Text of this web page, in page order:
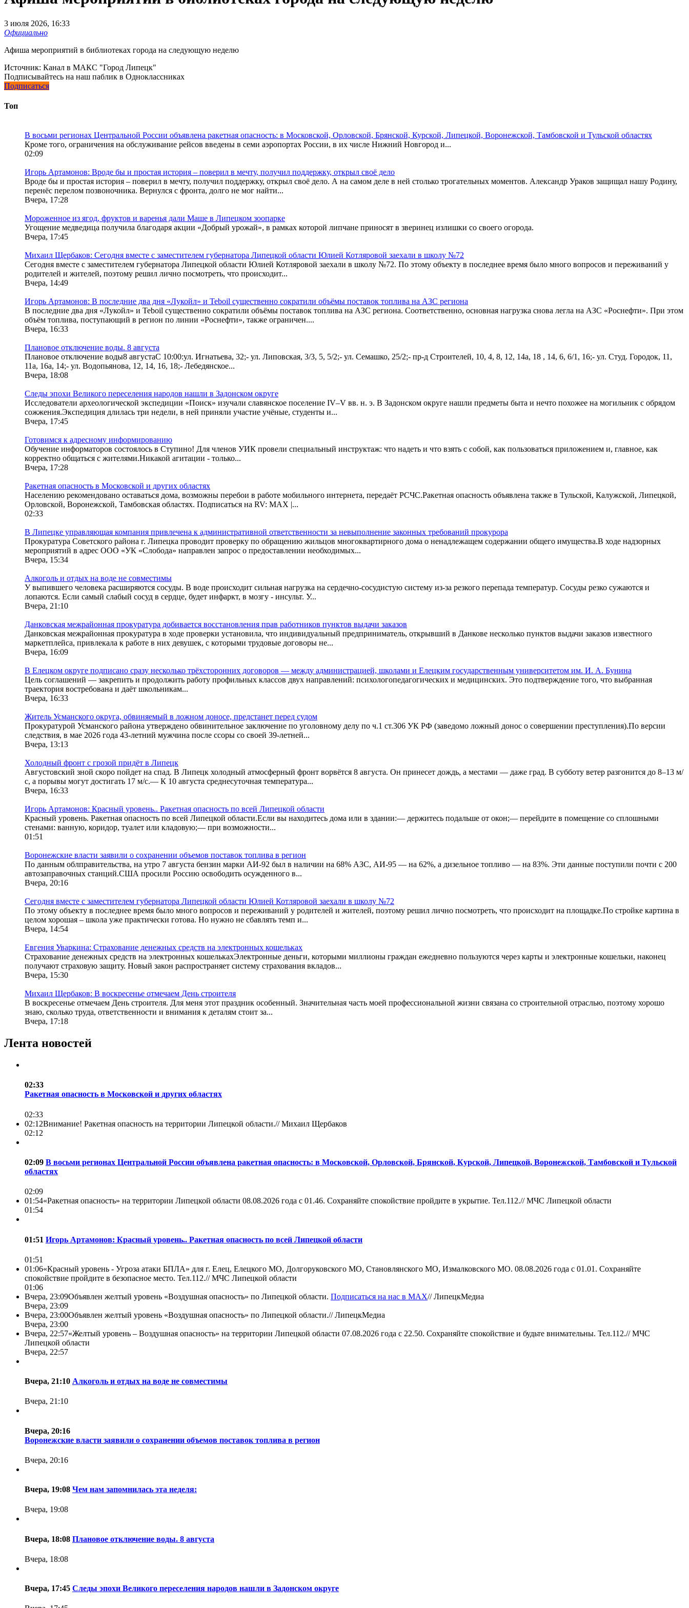
3 июля 2026, 16:33
Официально
Афиша мероприятий в библиотеках города на следующую неделю
Источник: Канал в МАКС "Город Липецк"
Подписывайтесь на наш паблик в Одноклассниках
Подписаться
Топ
В восьми регионах Центральной России объявлена ракетная опасность: в Московской, Орловской, Брянской, Курской, Липецкой, Воронежской, Тамбовской и Тульской областях
Кроме того, ограничения на обслуживание рейсов введены в семи аэропортах России, в их числе Нижний Новгород и...
02:09
Игорь Артамонов: Вроде бы и простая история – поверил в мечту, получил поддержку, открыл своё дело
Вроде бы и простая история – поверил в мечту, получил поддержку, открыл своё дело. А на самом деле в ней столько трогательных моментов. Александр Ураков защищал нашу Родину,
перенёс перелом позвоночника. Вернулся с фронта, долго не мог найти...
Вчера, 17:28
Мороженное из ягод, фруктов и варенья дали Маше в Липецком зоопарке
Угощение медведица получила благодаря акции «Добрый урожай», в рамках которой липчане приносят в зверинец излишки со своего огорода.
Вчера, 17:45
Михаил Щербаков: Сегодня вместе с заместителем губернатора Липецкой области Юлией Котляровой заехали в школу №72
Сегодня вместе с заместителем губернатора Липецкой области Юлией Котляровой заехали в школу №72. По этому объекту в последнее время было много вопросов и переживаний у
родителей и жителей, поэтому решил лично посмотреть, что происходит...
Вчера, 14:49
Игорь Артамонов: В последние два дня «Лукойл» и Teboil существенно сократили объёмы поставок топлива на АЗС региона
В последние два дня «Лукойл» и Teboil существенно сократили объёмы поставок топлива на АЗС региона. Соответственно, основная нагрузка снова легла на АЗС «Роснефти». При этом
объём топлива, поступающий в регион по линии «Роснефти», также ограничен....
Вчера, 16:33
Плановое отключение воды. 8 августа
Плановое отключение воды8 августаС 10:00:ул. Игнатьева, 32;- ул. Липовская, 3/3, 5, 5/2;- ул. Семашко, 25/2;- пр-д Строителей, 10, 4, 8, 12, 14а, 18 , 14, 6, 6/1, 16;- ул. Студ. Городок, 11,
11а, 16а, 14;- ул. Водопьянова, 12, 14, 16, 18;- Лебедянское...
Вчера, 18:08
Следы эпохи Великого переселения народов нашли в Задонском округе
Исследователи археологической экспедиции «Поиск» изучали славянское поселение IV–V вв. н. э. В Задонском округе нашли предметы быта и нечто похожее на могильник с обрядом
сожжения.Экспедиция длилась три недели, в ней приняли участие учёные, студенты и...
Вчера, 17:45
Готовимся к адресному информированию
Обучение информаторов состоялось в Ступино! Для членов УИК провели специальный инструктаж: что надеть и что взять с собой, как пользоваться приложением и, главное, как
корректно общаться с жителями.Никакой агитации - только...
Вчера, 17:28
Ракетная опасность в Московской и других областях
Населению рекомендовано оставаться дома, возможны перебои в работе мобильного интернета, передаёт РСЧС.Ракетная опасность объявлена также в Тульской, Калужской, Липецкой,
Орловской, Воронежской, Тамбовская областях. Подписаться на RV: MAX |...
02:33
В Липецке управляющая компания привлечена к административной ответственности за невыполнение законных требований прокурора
Прокуратура Советского района г. Липецка проводит проверку по обращению жильцов многоквартирного дома о ненадлежащем содержании общего имущества.В ходе надзорных
мероприятий в адрес ООО «УК «Слобода» направлен запрос о предоставлении необходимых...
Вчера, 15:34
Алкоголь и отдых на воде не совместимы
У выпившего человека расширяются сосуды. В воде происходит сильная нагрузка на сердечно-сосудистую систему из-за резкого перепада температур. Сосуды резко сужаются и
лопаются. Если самый слабый сосуд в сердце, будет инфаркт, в мозгу - инсульт. У...
Вчера, 21:10
Данковская межрайонная прокуратура добивается восстановления прав работников пунктов выдачи заказов
Данковская межрайонная прокуратура в ходе проверки установила, что индивидуальный предприниматель, открывший в Данкове несколько пунктов выдачи заказов известного
маркетплейса, привлекала к работе в них девушек, с которыми трудовые договоры не...
Вчера, 16:09
В Елецком округе подписано сразу несколько трёхсторонних договоров — между администрацией, школами и Елецким государственным университетом им. И. А. Бунина
Цель соглашений — закрепить и продолжить работу профильных классов двух направлений: психологопедагогических и медицинских. Это подтверждение того, что выбранная
траектория востребована и даёт школьникам...
Вчера, 16:33
Житель Усманского округа, обвиняемый в ложном доносе, предстанет перед судом
Прокуратурой Усманского района утверждено обвинительное заключение по уголовному делу по ч.1 ст.306 УК РФ (заведомо ложный донос о совершении преступления).По версии
следствия, в мае 2026 года 43-летний мужчина после ссоры со своей 39-летней...
Вчера, 13:13
Холодный фронт с грозой придёт в Липецк
Августовский зной скоро пойдет на спад. В Липецк холодный атмосферный фронт ворвётся 8 августа. Он принесет дождь, а местами — даже град. В субботу ветер разгонится до 8–13 м/
с, а порывы могут достигать 17 м/с.— К 10 августа среднесуточная температура...
Вчера, 16:33
Игорь Артамонов: Красный уровень.. Ракетная опасность по всей Липецкой области
Красный уровень. Ракетная опасность по всей Липецкой области.Если вы находитесь дома или в здании:— держитесь подальше от окон;— перейдите в помещение со сплошными
стенами: ванную, коридор, туалет или кладовую;— при возможности...
01:51
Воронежские власти заявили о сохранении объемов поставок топлива в регион
По данным облправительства, на утро 7 августа бензин марки АИ-92 был в наличии на 68% АЗС, АИ-95 — на 62%, а дизельное топливо — на 83%. Эти данные поступили почти с 200
автозаправочных станций.США просили Россию освободить осужденного в...
Вчера, 20:16
Сегодня вместе с заместителем губернатора Липецкой области Юлией Котляровой заехали в школу №72
По этому объекту в последнее время было много вопросов и переживаний у родителей и жителей, поэтому решил лично посмотреть, что происходит на площадке.По стройке картина в
целом хорошая – школа уже практически готова. Но нужно не сбавлять темп и...
Вчера, 14:54
Евгения Уваркина: Страхование денежных средств на электронных кошельках
Страхование денежных средств на электронных кошелькахЭлектронные деньги, которыми миллионы граждан ежедневно пользуются через карты и электронные кошельки, наконец
получают страховую защиту. Новый закон распространяет систему страхования вкладов...
Вчера, 15:30
Михаил Щербаков: В воскресенье отмечаем День строителя
В воскресенье отмечаем День строителя. Для меня этот праздник особенный. Значительная часть моей профессиональной жизни связана со строительной отраслью, поэтому хорошо
знаю, сколько труда, ответственности и внимания к деталям стоит за...
Вчера, 17:18
Лента новостей
02:33
Ракетная опасность в Московской и других областях
02:33
02:12Внимание! Ракетная опасность на территории Липецкой области.//Михаил Щербаков
02:12
02:09 В восьми регионах Центральной России объявлена ракетная опасность: в Московской, Орловской, Брянской, Курской, Липецкой, Воронежской, Тамбовской и Тульской
областях
02:09
01:54«Ракетная опасность» на территории Липецкой области 08.08.2026 года с 01.46. Сохраняйте спокойствие пройдите в укрытие. Тел.112.//МЧС Липецкой области
01:54
01:51 Игорь Артамонов: Красный уровень.. Ракетная опасность по всей Липецкой области
01:51
01:06«Красный уровень - Угроза атаки БПЛА» для г. Елец, Елецкого МО, Долгоруковского МО, Становлянского МО, Измалковского МО. 08.08.2026 года с 01.01. Сохраняйте
спокойствие пройдите в безопасное место. Тел.112.//МЧС Липецкой области
01:06
Вчера, 23:09Объявлен желтый уровень «Воздушная опасность» по Липецкой области. Подписаться на нас в МАХ//ЛипецкМедиа
Вчера, 23:09
Вчера, 23:00Объявлен желтый уровень «Воздушная опасность» по Липецкой области.//ЛипецкМедиа
Вчера, 23:00
Вчера, 22:57«Желтый уровень – Воздушная опасность» на территории Липецкой области 07.08.2026 года с 22.50. Сохраняйте спокойствие и будьте внимательны. Тел.112.//МЧС
Липецкой области
Вчера, 22:57
Вчера, 21:10 Алкоголь и отдых на воде не совместимы
Вчера, 21:10
Вчера, 20:16
Воронежские власти заявили о сохранении объемов поставок топлива в регион
Вчера, 20:16
Вчера, 19:08 Чем нам запомнилась эта неделя:
Вчера, 19:08
Вчера, 18:08 Плановое отключение воды. 8 августа
Вчера, 18:08
Вчера, 17:45 Следы эпохи Великого переселения народов нашли в Задонском округе